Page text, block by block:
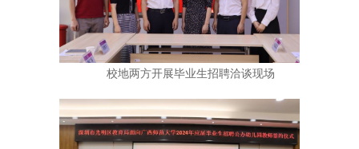
校地两方开展毕业生招聘洽谈现场